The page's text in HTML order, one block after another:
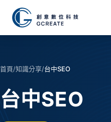
首頁/知識分享/台中SEO
台中SEO